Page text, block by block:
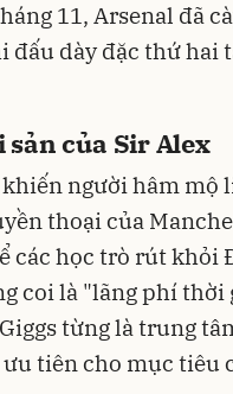
11, Arsenal đã
đấu dày đặc thứ hai
của Sir Alex
người hâm mộ
thoại của
các học trò rút khỏi
coi là "lãng phí thời
từng là trung
ưu tiên cho mục tiêu